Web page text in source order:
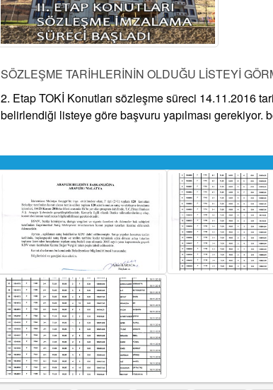
SÖZLEŞME TARİHLERİNİN OLDUĞU LİSTEYİ
2. Etap TOKİ Konutları sözleşme süreci 14.11.2016
belirlendiği listeye göre başvuru yapılması gerekiyor.